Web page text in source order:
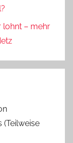
lohnt – mehr